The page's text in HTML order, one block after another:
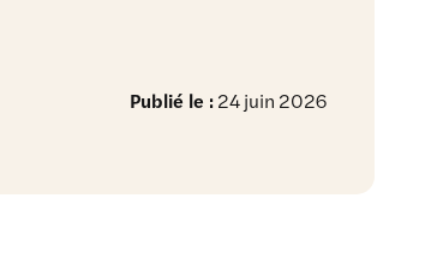
Publié le :24 juin 2026